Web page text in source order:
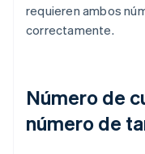
requieren ambos
correctamente.
Número de
número de